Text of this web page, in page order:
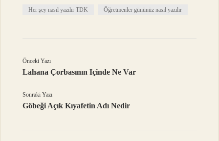
Her şey nasıl yazılır TDK Öğretmenler gününüz nasıl yazılır
Önceki Yazı
Lahana Çorbasının Içinde Ne Var
Sonraki Yazı
Göbeği Açık Kıyafetin Adı Nedir